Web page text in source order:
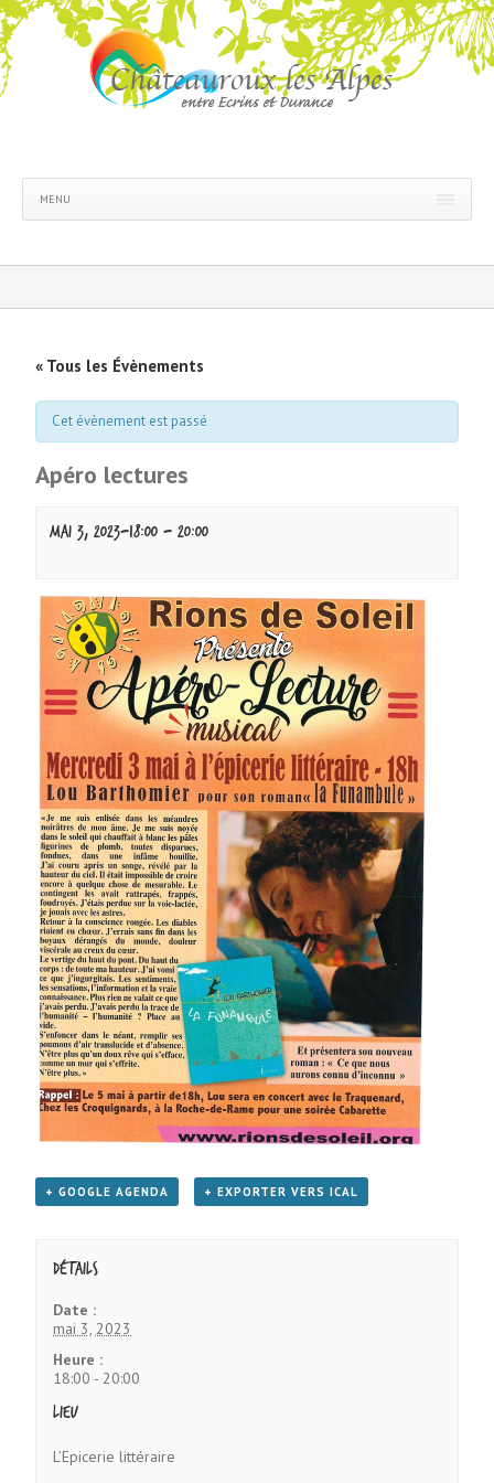
MENU
« Tous les Évènements
Cet évènement est passé
Apéro lectures
mai 3, 2023-18:00 - 20:00
+ GOOGLE AGENDA + EXPORTER VERS ICAL
Détails
Date :
mai 3, 2023
Heure :
18:00 - 20:00
Lieu
L’Epicerie littéraire